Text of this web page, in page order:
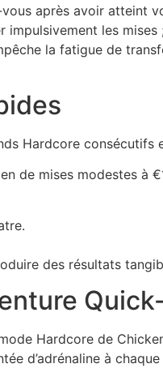
après avoir atteint
impulsivement les
la fatigue de
Hardcore consécutifs
de mises modestes à
des résultats
Hardcore de
d’adrénaline à chaque